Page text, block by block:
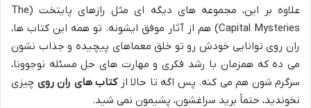
علاوه بر این، مجموعه های دیگه ای مثل رازهای پایتخت (The
Capital Mysteries) هم از آثار موفق ایشونه. تو همه این کتاب ها،
ران روی توانایی خودش رو تو خلق معماهای پیچیده و جذاب نشون
می ده که همزمان با رشد فکری و مهارت های حل مسئله نوجوونا،
سرگرم شون هم می کنه. پس اگه تا حالا ازکتاب های ران روی چیزی
نخوندید، حتماً برید سراغشون، پشیمون نمی شید.